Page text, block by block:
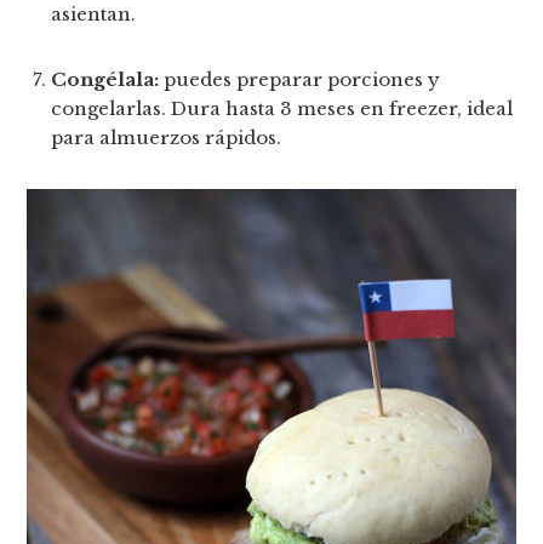
asientan.
Congélala: puedes preparar porciones y
congelarlas. Dura hasta 3 meses en freezer, ideal
para almuerzos rápidos.